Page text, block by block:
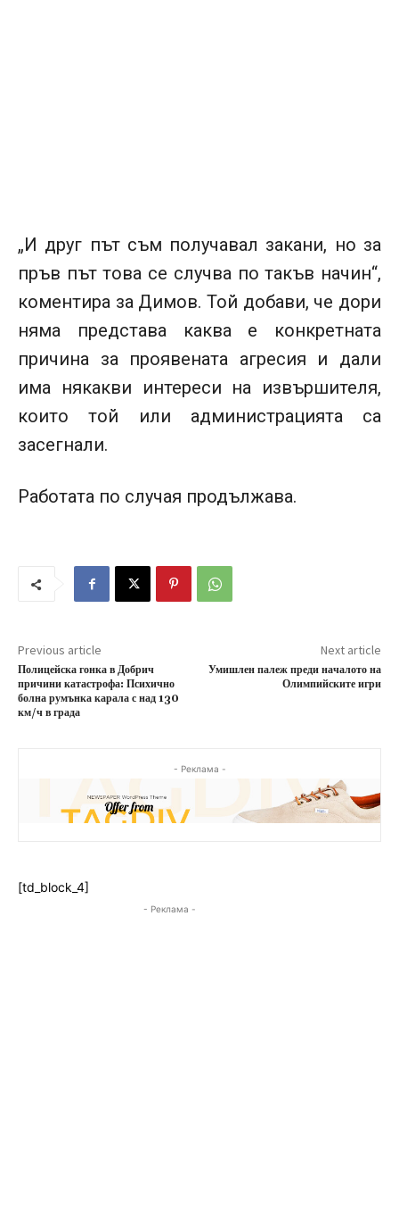
„И друг път съм получавал закани, но за
пръв път това се случва по такъв начин“,
коментира за Димов. Той добави, че дори
няма представа каква е конкретната
причина за проявената агресия и дали
има някакви интереси на извършителя,
които той или администрацията са
засегнали.
Работата по случая продължава.
Previous article
Полицейска гонка в Добрич
причини катастрофа: Психично
болна румънка карала с над 130
км/ч в града
Next article
Умишлен палеж преди началото на
Олимпийските игри
- Реклама -
[td_block_4]
- Реклама -